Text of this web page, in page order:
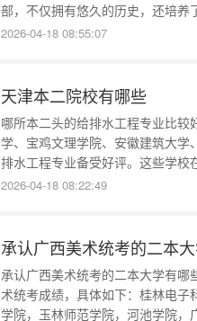
部，不仅拥有悠久的历史，还培养
舞蹈专业尤其受到关注。该校致力
了专业的教学
2026-04-18 08:55:07
天津本二院校有哪些
哪所本二头的给排水工程专业比
学、宝鸡文理学院、安徽建筑大学
排水工程专业备受好评。这些学校
学经验与科研实力，为学生提供了
学院位于陕西省，
2026-04-18 08:22:49
承认广西美术统考的二本
承认广西美术统考的二本大学有
术统考成绩，具体如下：桂林电
学院，玉林师范学院，河池学院